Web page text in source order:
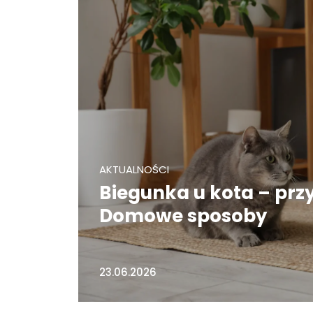
AKTUALNOŚCI
Biegunka u kota –
Domowe sposoby
23.06.2026